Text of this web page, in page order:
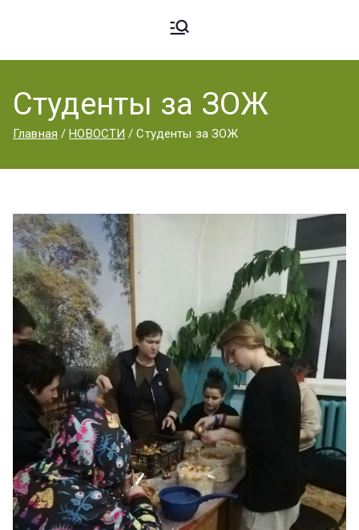
Ардато
вский
Аграрн
ый
Техник
ум
аграрный
техникум».
Студенты за ЗОЖ
Главная НОВОСТИ Студенты за ЗОЖ